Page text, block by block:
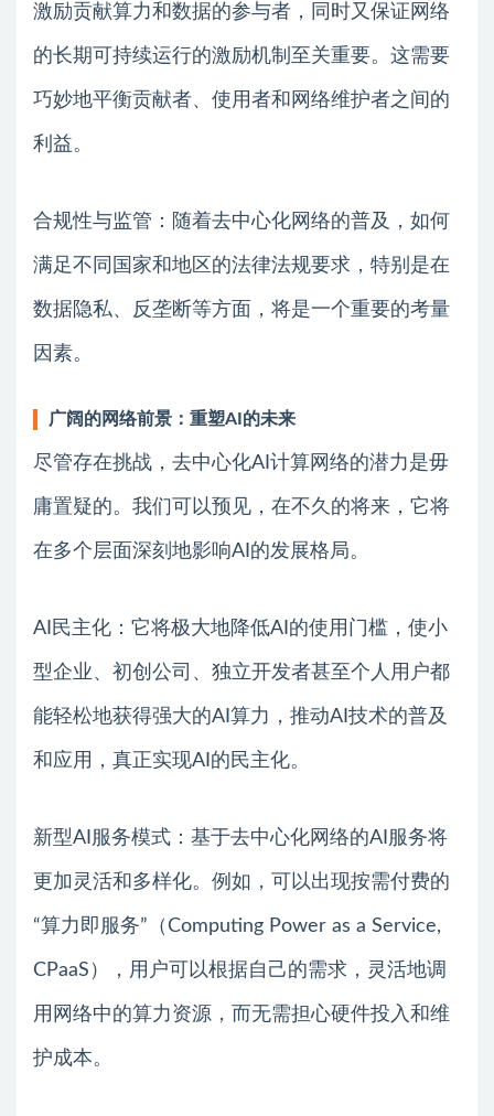
激励贡献算力和数据的参与者，同时又保证网络
的长期可持续运行的激励机制至关重要。这需要
巧妙地平衡贡献者、使用者和网络维护者之间的
利益。
合规性与监管：随着去中心化网络的普及，如何
满足不同国家和地区的法律法规要求，特别是在
数据隐私、反垄断等方面，将是一个重要的考量
因素。
广阔的网络前景：重塑AI的未来
尽管存在挑战，去中心化AI计算网络的潜力是毋
庸置疑的。我们可以预见，在不久的将来，它将
在多个层面深刻地影响AI的发展格局。
AI民主化：它将极大地降低AI的使用门槛，使小
型企业、初创公司、独立开发者甚至个人用户都
能轻松地获得强大的AI算力，推动AI技术的普及
和应用，真正实现AI的民主化。
新型AI服务模式：基于去中心化网络的AI服务将
更加灵活和多样化。例如，可以出现按需付费的
“算力即服务”（Computing Power as a Service,
CPaaS），用户可以根据自己的需求，灵活地调
用网络中的算力资源，而无需担心硬件投入和维
护成本。